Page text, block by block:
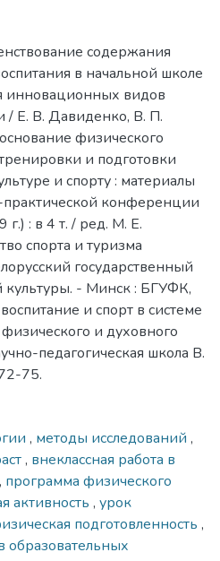
содержания
в начальной школе
инновационных видов
/ Е. В. Давиденко, В. П.
физического
и подготовки
и спорту : материалы
конференции
: в 4 т. / ред. М. Е.
спорта и туризма
государственный
культуры. - Минск : БГУФК,
и спорт в системе
и духовного
педагогическая школа В.
75.
, методы исследований ,
, внеклассная работа в
, программа физического
активность , урок
подготовленность ,
образовательных